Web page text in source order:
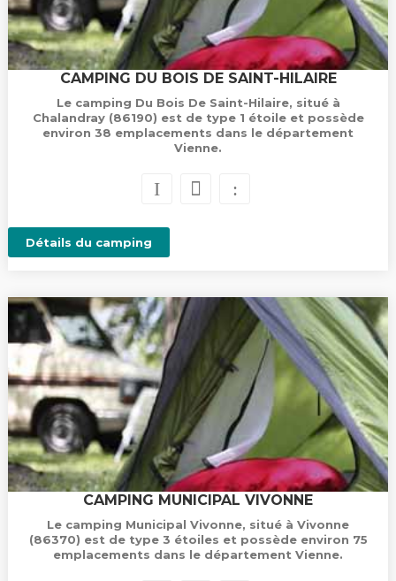
CAMPING DU BOIS DE SAINT-HILAIRE
Le camping Du Bois De Saint-Hilaire, situé à
Chalandray (86190) est de type 1 étoile et possède
environ 38 emplacements dans le département
Vienne.
Détails du camping
CAMPING MUNICIPAL VIVONNE
Le camping Municipal Vivonne, situé à Vivonne
(86370) est de type 3 étoiles et possède environ 75
emplacements dans le département Vienne.